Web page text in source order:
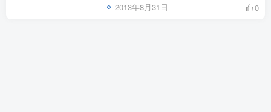
2013年8月31日 0